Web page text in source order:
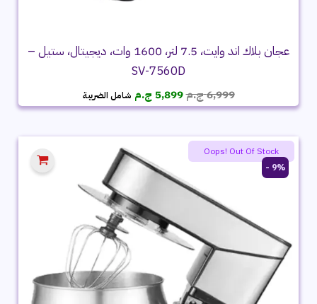
عجان بلاك اند وايت، 7.5 لتر، 1600 وات، ديجيتال، ستيل –
SV-7560D
6,999ج.مالسعر
الأصلي
6,999 ج.م.
5,899 ج.م السعر
الحالي
5,899 ج.م.
شامل الضريبة
9% -
Oops! Out Of Stock